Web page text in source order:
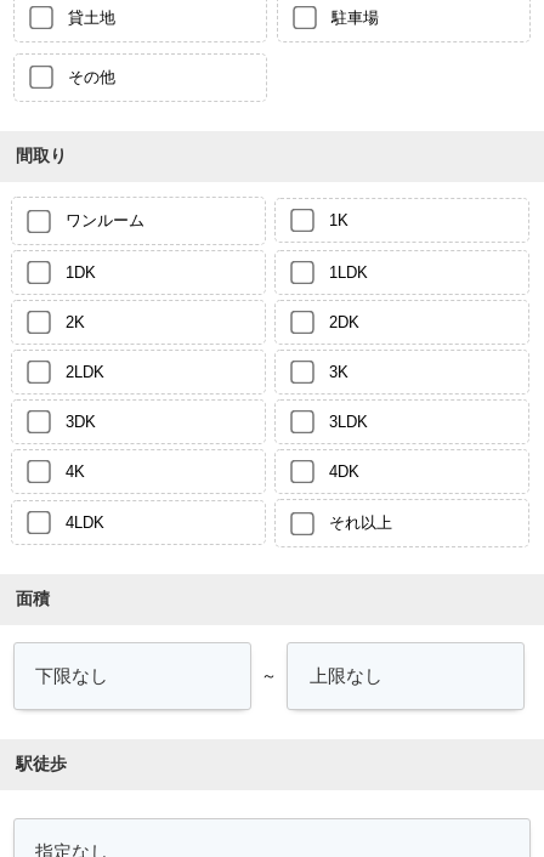
貸土地 駐車場
その他
間取り
ワンルーム 1K
1DK 1LDK
2K 2DK
2LDK 3K
3DK 3LDK
4K 4DK
4LDK それ以上
面積
～
駅徒歩